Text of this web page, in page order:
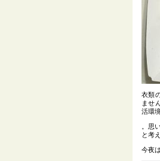
衣類
ませ
活環
。思
と考
今夜